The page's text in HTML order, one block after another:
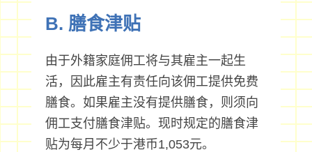
B. 膳食津贴
由于外籍家庭佣工将与其雇主一起生
活，因此雇主有责任向该佣工提供免费
膳食。如果雇主没有提供膳食，则须向
佣工支付膳食津贴。现时规定的膳食津
贴为每月不少于港币1,053元。